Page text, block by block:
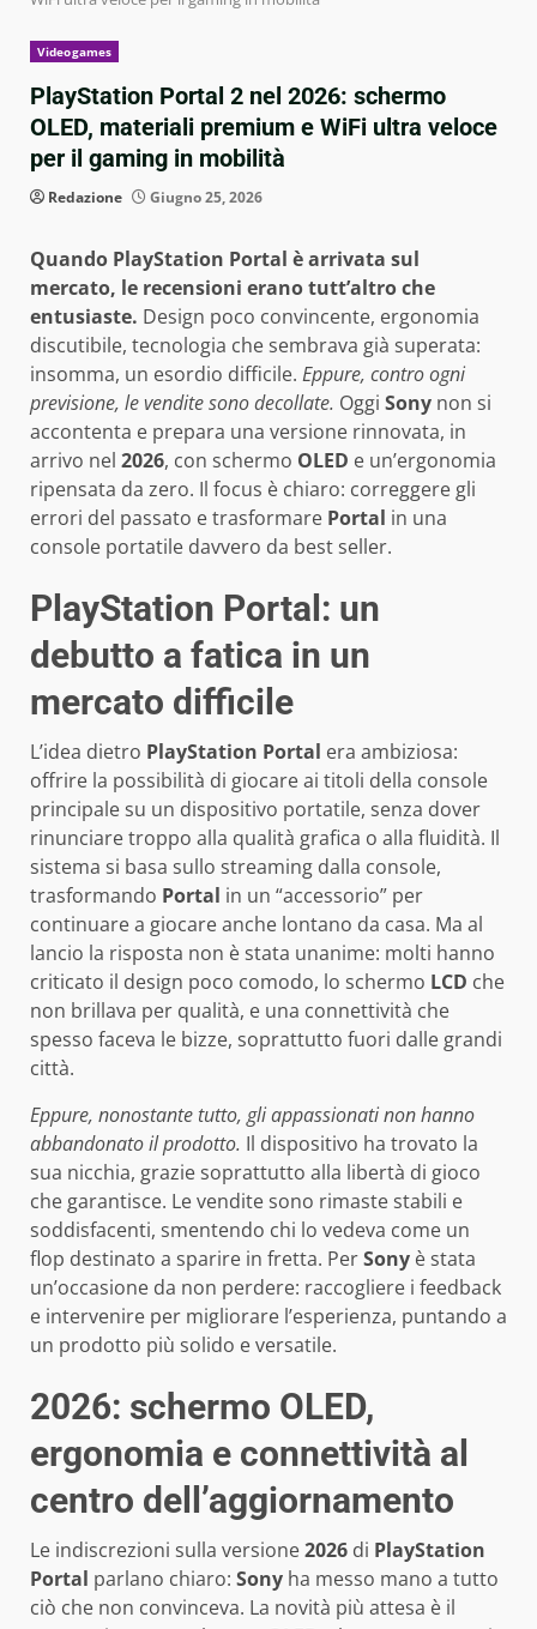
Videogames
PlayStation Portal 2 nel 2026: schermo
OLED, materiali premium e WiFi ultra veloce
per il gaming in mobilità
Redazione Giugno 25, 2026
Quando PlayStation Portal è arrivata sul
mercato, le recensioni erano tutt’altro che
entusiaste. Design poco convincente, ergonomia
discutibile, tecnologia che sembrava già superata:
insomma, un esordio difficile. Eppure, contro ogni
previsione, le vendite sono decollate. Oggi Sony non si
accontenta e prepara una versione rinnovata, in
arrivo nel 2026, con schermo OLED e un’ergonomia
ripensata da zero. Il focus è chiaro: correggere gli
errori del passato e trasformare Portal in una
console portatile davvero da best seller.
PlayStation Portal: un
debutto a fatica in un
mercato difficile
L’idea dietro PlayStation Portal era ambiziosa:
offrire la possibilità di giocare ai titoli della console
principale su un dispositivo portatile, senza dover
rinunciare troppo alla qualità grafica o alla fluidità. Il
sistema si basa sullo streaming dalla console,
trasformando Portal in un “accessorio” per
continuare a giocare anche lontano da casa. Ma al
lancio la risposta non è stata unanime: molti hanno
criticato il design poco comodo, lo schermo LCD che
non brillava per qualità, e una connettività che
spesso faceva le bizze, soprattutto fuori dalle grandi
città.
Eppure, nonostante tutto, gli appassionati non hanno
abbandonato il prodotto. Il dispositivo ha trovato la
sua nicchia, grazie soprattutto alla libertà di gioco
che garantisce. Le vendite sono rimaste stabili e
soddisfacenti, smentendo chi lo vedeva come un
flop destinato a sparire in fretta. PerSony è stata
un’occasione da non perdere: raccogliere i feedback
e intervenire per migliorare l’esperienza, puntando a
un prodotto più solido e versatile.
2026: schermo OLED,
ergonomia e connettività al
centro dell’aggiornamento
Le indiscrezioni sulla versione2026 di PlayStation
Portal parlano chiaro: Sony ha messo mano a tutto
ciò che non convinceva. La novità più attesa è il